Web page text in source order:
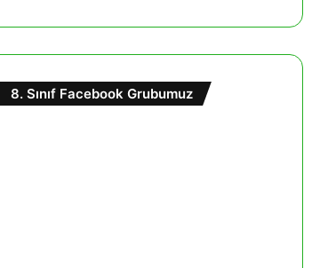
8. Sınıf Facebook Grubumuz